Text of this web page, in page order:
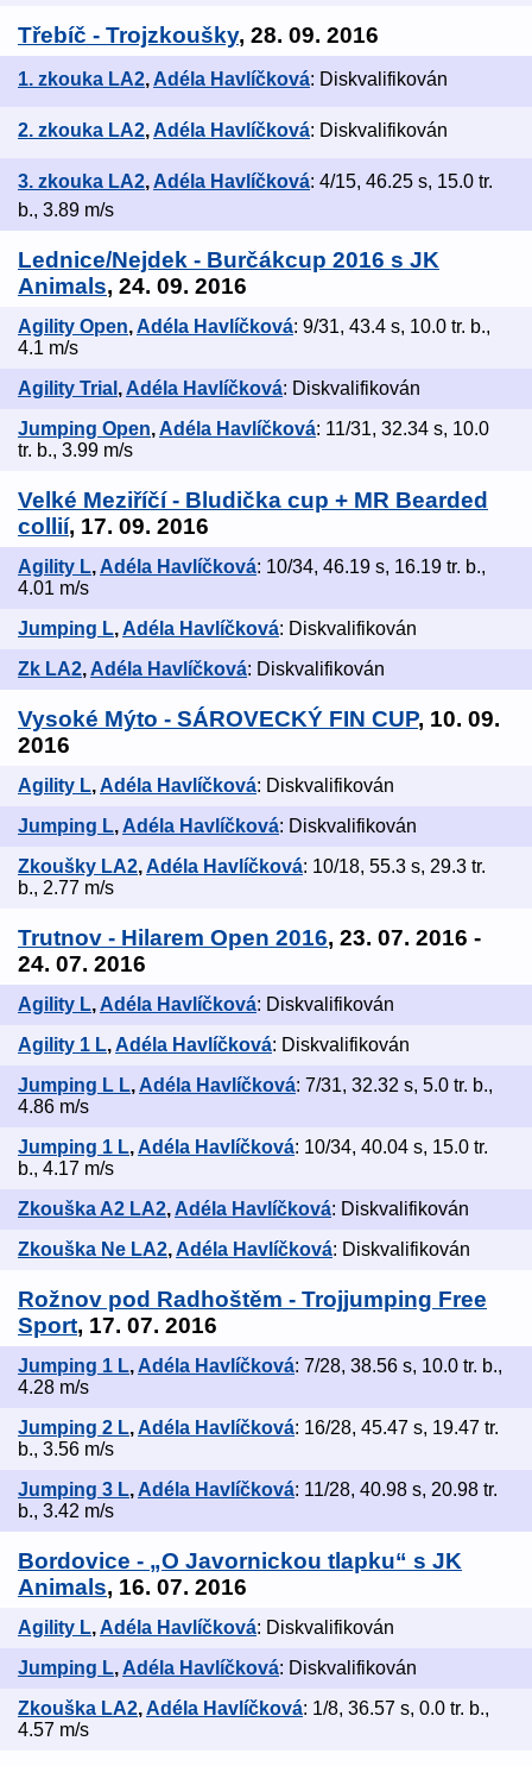
Třebíč - Trojzkoušky, 28. 09. 2016
1. zkouka LA2, Adéla Havlíčková: Diskvalifikován
2. zkouka LA2,Adéla Havlíčková: Diskvalifikován
3. zkouka LA2, Adéla Havlíčková: 4/15, 46.25 s, 15.0 tr.
b., 3.89 m/s
Lednice/Nejdek - Burčákcup 2016 s JK
Animals, 24. 09. 2016
Agility Open,Adéla Havlíčková: 9/31, 43.4 s, 10.0 tr. b.,
4.1 m/s
Agility Trial , Adéla Havlíčková: Diskvalifikován
Jumping Open,Adéla Havlíčková: 11/31, 32.34 s, 10.0
tr. b., 3.99 m/s
Velké Meziříčí - Bludička cup + MR Bearded
collií, 17. 09. 2016
Agility L, Adéla Havlíčková: 10/34, 46.19 s, 16.19 tr. b.,
4.01 m/s
Jumping L,Adéla Havlíčková: Diskvalifikován
Zk LA2, Adéla Havlíčková: Diskvalifikován
Vysoké Mýto - SÁROVECKÝ FIN CUP, 10. 09.
2016
Agility L,Adéla Havlíčková: Diskvalifikován
Jumping L, Adéla Havlíčková: Diskvalifikován
Zkoušky LA2,Adéla Havlíčková: 10/18, 55.3 s, 29.3 tr.
b., 2.77 m/s
Trutnov - Hilarem Open 2016, 23. 07. 2016 -
24. 07. 2016
Agility L, Adéla Havlíčková: Diskvalifikován
Agility 1 L,Adéla Havlíčková: Diskvalifikován
Jumping L L, Adéla Havlíčková: 7/31, 32.32 s, 5.0 tr. b.,
4.86 m/s
Jumping 1 L,Adéla Havlíčková: 10/34, 40.04 s, 15.0 tr.
b., 4.17 m/s
Zkouška A2 LA2, Adéla Havlíčková: Diskvalifikován
Zkouška Ne LA2,Adéla Havlíčková: Diskvalifikován
Rožnov pod Radhoštěm - Trojjumping Free
Sport, 17. 07. 2016
Jumping 1 L, Adéla Havlíčková: 7/28, 38.56 s, 10.0 tr. b.,
4.28 m/s
Jumping 2 L,Adéla Havlíčková: 16/28, 45.47 s, 19.47 tr.
b., 3.56 m/s
Jumping 3 L, Adéla Havlíčková: 11/28, 40.98 s, 20.98 tr.
b., 3.42 m/s
Bordovice - „O Javornickou tlapku“ s JK
Animals, 16. 07. 2016
Agility L,Adéla Havlíčková: Diskvalifikován
Jumping L, Adéla Havlíčková: Diskvalifikován
Zkouška LA2,Adéla Havlíčková: 1/8, 36.57 s, 0.0 tr. b.,
4.57 m/s